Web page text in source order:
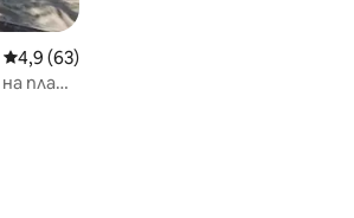
Средна оценка: 4,9 от 5, 63 отзива
4,9 (63)
плажа